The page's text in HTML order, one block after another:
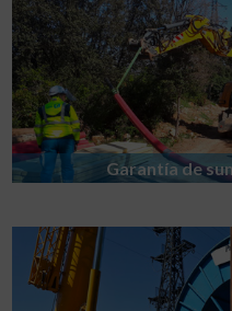
Garantía de